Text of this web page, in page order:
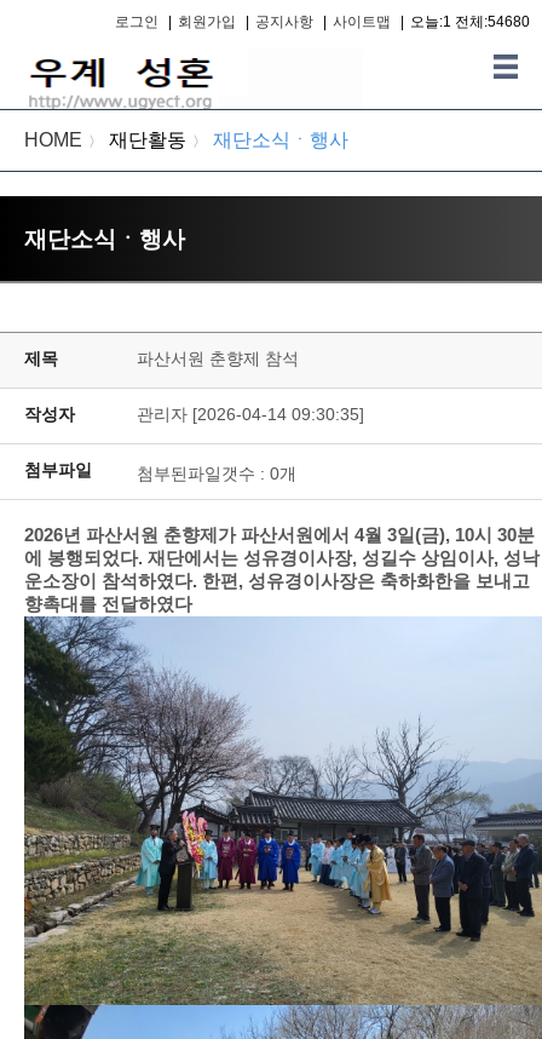
로그인 회원가입 공지사항 사이트맵 오늘:1 전체:54680
HOME 〉 재단활동 〉 재단소식ㆍ행사
재단소식ㆍ행사
제목 파산서원 춘향제 참석
작성자 관리자 [2026-04-14 09:30:35]
첨부파일 첨부된파일갯수 : 0개
2026년 파산서원 춘향제가 파산서원에서 4월 3일(금), 10시 30분
에 봉행되었다. 재단에서는 성유경이사장, 성길수 상임이사, 성낙
운소장이 참석하였다. 한편, 성유경이사장은 축하화한을 보내고
향촉대를 전달하였다